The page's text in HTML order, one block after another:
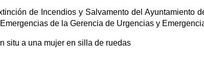
de Incendios y Salvamento del Ayuntamiento
de la Gerencia de Urgencias y
situ a una mujer en silla de ruedas